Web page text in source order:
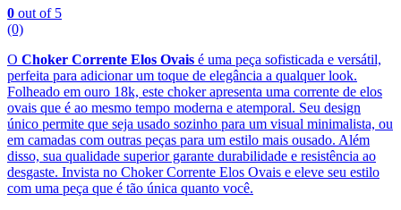
0 out of 5
(0)
O Choker Corrente Elos Ovais é uma peça sofisticada e versátil,
perfeita para adicionar um toque de elegância a qualquer look.
Folheado em ouro 18k, este choker apresenta uma corrente de elos
ovais que é ao mesmo tempo moderna e atemporal. Seu design
único permite que seja usado sozinho para um visual minimalista, ou
em camadas com outras peças para um estilo mais ousado. Além
disso, sua qualidade superior garante durabilidade e resistência ao
desgaste. Invista no Choker Corrente Elos Ovais e eleve seu estilo
com uma peça que é tão única quanto você.